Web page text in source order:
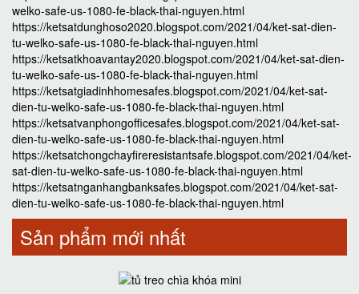
welko-safe-us-1080-fe-black-thai-nguyen.html
https://ketsatdunghoso2020.blogspot.com/2021/04/ket-sat-dien-
tu-welko-safe-us-1080-fe-black-thai-nguyen.html
https://ketsatkhoavantay2020.blogspot.com/2021/04/ket-sat-dien-
tu-welko-safe-us-1080-fe-black-thai-nguyen.html
https://ketsatgiadinhhomesafes.blogspot.com/2021/04/ket-sat-
dien-tu-welko-safe-us-1080-fe-black-thai-nguyen.html
https://ketsatvanphongofficesafes.blogspot.com/2021/04/ket-sat-
dien-tu-welko-safe-us-1080-fe-black-thai-nguyen.html
https://ketsatchongchayfireresistantsafe.blogspot.com/2021/04/ket-
sat-dien-tu-welko-safe-us-1080-fe-black-thai-nguyen.html
https://ketsatnganhangbanksafes.blogspot.com/2021/04/ket-sat-
dien-tu-welko-safe-us-1080-fe-black-thai-nguyen.html
Sản phẩm mới nhất